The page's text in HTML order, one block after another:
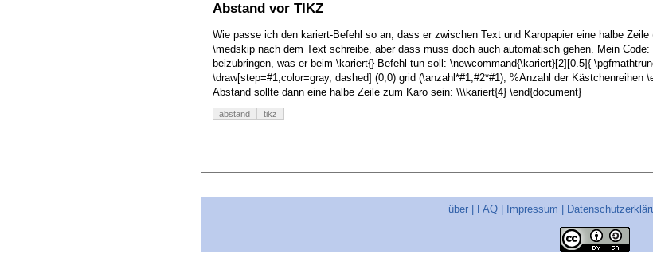
Abstand vor TIKZ
Wie passe ich den kariert-Befehl so an, dass er zwischen Text und Karopapier eine halbe
\medskip nach dem Text schreibe, aber dass muss doch auch automatisch gehen. Mein
beizubringen, was er beim \kariert{}-Befehl tun soll: \newcommand{\kariert}[2][0.5]{
\draw[step=#1,color=gray, dashed] (0,0) grid (\anzahl*#1,#2*#1); %Anzahl der
Abstand sollte dann eine halbe Zeile zum Karo sein: \\\kariert{4} \end{document}
abstand tikz
über FAQ Impressum